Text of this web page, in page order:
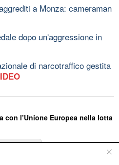
a Monza: cameraman
dopo un'aggressione in
di narcotraffico gestita
con l’Unione Europea nella lotta